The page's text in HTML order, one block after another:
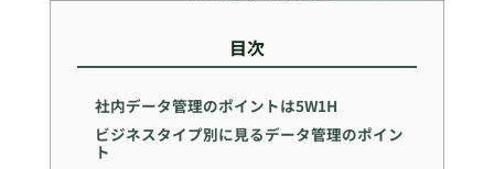
目次
社内データ管理のポイントは5W1H
ビジネスタイプ別に見るデータ管理のポイン
ト